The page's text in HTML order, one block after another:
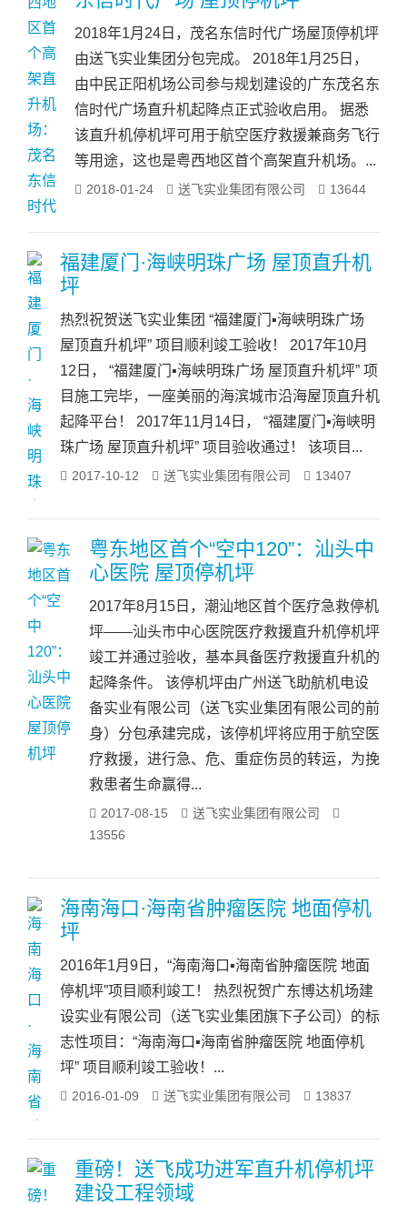
2018年1月24日，茂名东信时代广场屋顶停机坪
由送飞实业集团分包完成。 2018年1月25日，
由中民正阳机场公司参与规划建设的广东茂名东
信时代广场直升机起降点正式验收启用。 据悉
该直升机停机坪可用于航空医疗救援兼商务飞行
等用途，这也是粤西地区首个高架直升机场。...
2018-01-24 送飞实业集团有限公司 13644
福建厦门·海峡明珠广场 屋顶直升机
坪
热烈祝贺送飞实业集团 “福建厦门▪海峡明珠广场
屋顶直升机坪” 项目顺利竣工验收！ 2017年10月
12日， “福建厦门▪海峡明珠广场 屋顶直升机坪” 项
目施工完毕，一座美丽的海滨城市沿海屋顶直升机
起降平台！ 2017年11月14日， “福建厦门▪海峡明
珠广场 屋顶直升机坪” 项目验收通过！ 该项目...
2017-10-12 送飞实业集团有限公司 13407
粤东地区首个“空中120”：汕头中
心医院 屋顶停机坪
2017年8月15日，潮汕地区首个医疗急救停机
坪——汕头市中心医院医疗救援直升机停机坪
竣工并通过验收，基本具备医疗救援直升机的
起降条件。 该停机坪由广州送飞助航机电设
备实业有限公司（送飞实业集团有限公司的前
身）分包承建完成，该停机坪将应用于航空医
疗救援，进行急、危、重症伤员的转运，为挽
救患者生命赢得...
2017-08-15
送飞实业集团有限公司
13556
海南海口·海南省肿瘤医院 地面停机
坪
2016年1月9日，“海南海口▪海南省肿瘤医院 地面
停机坪”项目顺利竣工！ 热烈祝贺广东博达机场建
设实业有限公司（送飞实业集团旗下子公司）的标
志性项目：“海南海口▪海南省肿瘤医院 地面停机
坪” 项目顺利竣工验收！...
2016-01-09 送飞实业集团有限公司 13837
重磅！送飞成功进军直升机停机坪
建设工程领域